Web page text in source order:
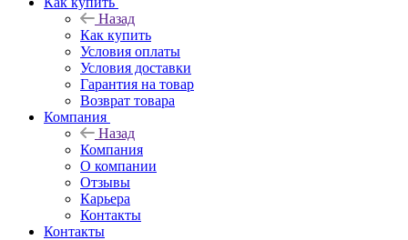
Назад
Как купить
Условия оплаты
Условия доставки
Гарантия на товар
Возврат товара
Компания
Назад
Компания
О компании
Отзывы
Карьера
Контакты
Контакты